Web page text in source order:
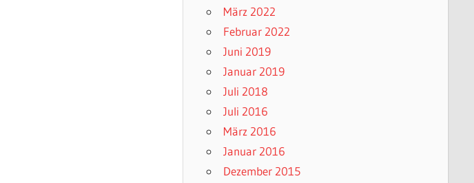
März 2022
Februar 2022
Juni 2019
Januar 2019
Juli 2018
Juli 2016
März 2016
Januar 2016
Dezember 2015